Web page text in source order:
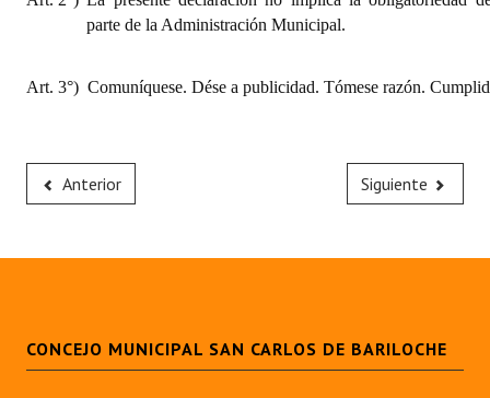
parte de la Administración Municipal.
Art. 3°) Comuníquese. Dése a publicidad. Tómese razón.
Anterior Siguiente
CONCEJO MUNICIPAL SAN CARLOS DE BARILOCHE